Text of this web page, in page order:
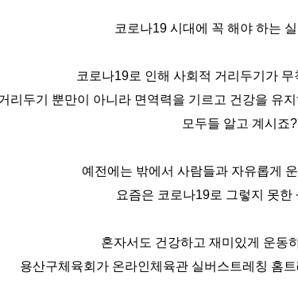
코로나19 시대에 꼭 해야 하는
코로나19로 인해 사회적 거리두기가
리두기 뿐만이 아니라 면역력을 기르고 건강을 유
모두들 알고 계시죠?
예전에는 밖에서 사람들과 자유롭게
요즘은 코로나19로 그렇지 못한
혼자서도 건강하고 재미있게 운동
용산구체육회가 온라인체육관 실버스트레칭 홈